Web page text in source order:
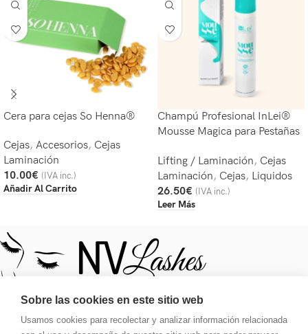
Cera para cejas So Henna®
Cejas, Accesorios, Cejas
Laminación
10.00€ (IVA inc.)
Añadir Al Carrito
Champú Profesional InLei®
Mousse Magica para Pestañas
Lifting / Laminación, Cejas
Laminación, Cejas, Liquidos
26.50€ (IVA inc.)
Leer Más
Tu destino para una mirada deslumbrante. Pestañas, tinte,
Sobre las cookies en este sitio web
Usamos cookies para recolectar y analizar información relacionada